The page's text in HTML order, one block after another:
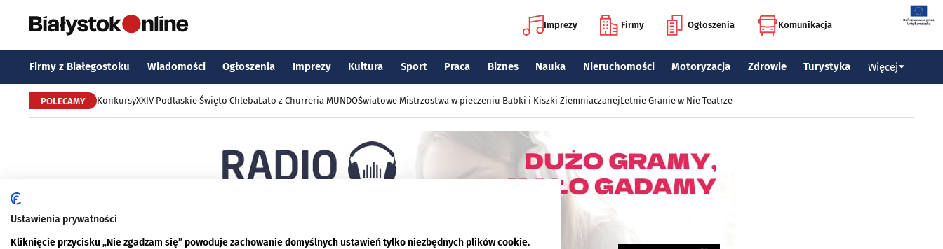
Imprezy Firmy Ogłoszenia Komunikacja
Firmy z Białegostoku Wiadomości Ogłoszenia Imprezy Kultura Sport Praca Biznes Nauka Nieruchomości Motoryzacja Zdrowie Turystyka Więcej
POLECAMY KonkursyXXIV Podlaskie Święto ChlebaLato z Churreria MUNDOŚwiatowe Mistrzostwa w pieczeniu Babki i Kiszki ZiemniaczanejLetnie Granie w Nie Teatrze
Ustawienia prywatności
Kliknięcie przycisku „Nie zgadzam się” powoduje zachowanie domyślnych ustawień tylko niezbędnych plików cookie.